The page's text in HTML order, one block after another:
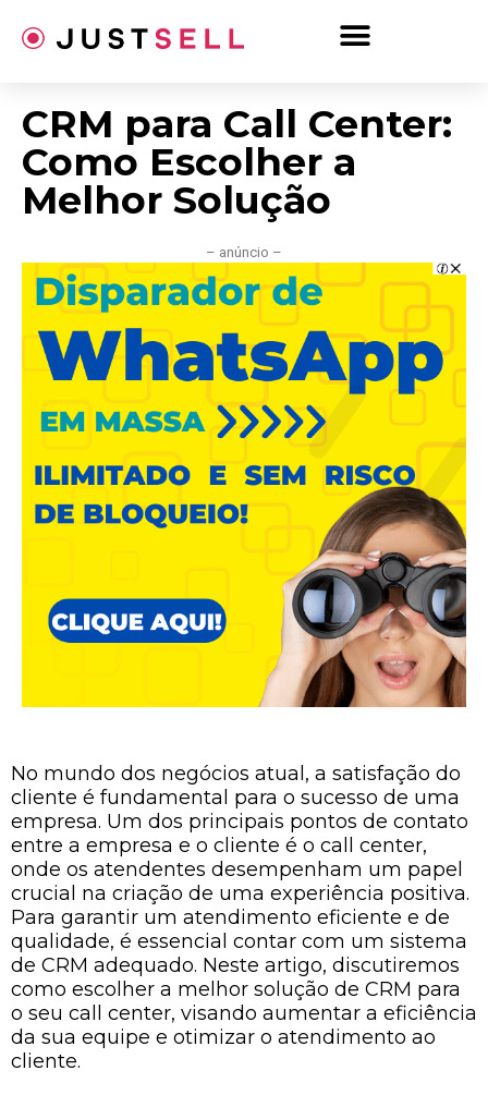
para
CRM para Call Center:
Como Escolher a
Melhor Solução
– anúncio –
No mundo dos negócios atual, a satisfação do
cliente é fundamental para o sucesso de uma
empresa. Um dos principais pontos de contato
entre a empresa e o cliente é o call center,
onde os atendentes desempenham um papel
crucial na criação de uma experiência positiva.
Para garantir um atendimento eficiente e de
qualidade, é essencial contar com um sistema
de CRM adequado. Neste artigo, discutiremos
como escolher a melhor solução de CRM para
o seu call center, visando aumentar a eficiência
da sua equipe e otimizar o atendimento ao
cliente.